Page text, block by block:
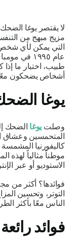
لا يقتصر يوغا الضحك
مزيج مبهج من
التي يمكن لأي شخص
عام ١٩٩٥ في
طبيب، اختبار ما إذا
أشخاص يضحكون معًا
يوغا
وصلتيوغاالضحك إلى
المتحمسين وعشاق
كاليفورنيا
موطناً مثالياً لهذه
الاستوديو أو عبر
فوائدها؟أكثر من
التوتر، وتحسين
الناس معًا بأكثر
فوائد